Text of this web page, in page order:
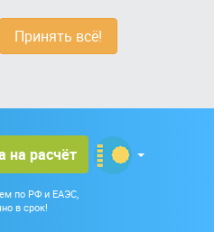
Принять всё!
на расчёт
по РФ и ЕАЭС,
в срок!